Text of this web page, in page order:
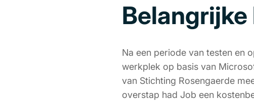
Na een periode van testen en
werkplek op basis van
van Stichting Rosengaerde
overstap had Job een